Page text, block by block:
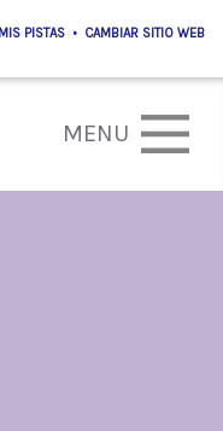
•